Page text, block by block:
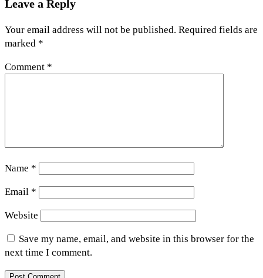
Leave a Reply
Your email address will not be published. Required fields are
marked *
Comment *
Name *
Email *
Website
Save my name, email, and website in this browser for the
next time I comment.